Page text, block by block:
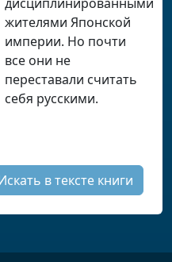
жителями Японской
империи. Но почти
все они не
переставали считать
себя русскими.
Искать в тексте книги